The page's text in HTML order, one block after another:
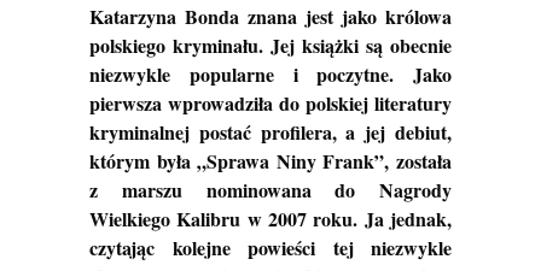
Katarzyna Bonda znana jest jako królowa
polskiego kryminału. Jej książki są obecnie
niezwykle popularne i poczytne. Jako
pierwsza wprowadziła do polskiej literatury
kryminalnej postać profilera, a jej debiut,
którym była „Sprawa Niny Frank”, została
z marszu nominowana do Nagrody
Wielkiego Kalibru w 2007 roku. Ja jednak,
czytając kolejne powieści tej niezwykle